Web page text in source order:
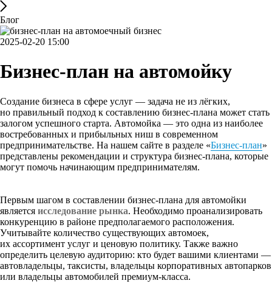
Блог
2025-02-20 15:00
Бизнес-план на автомойку
Создание бизнеса в сфере услуг — задача не из лёгких,
но правильный подход к составлению бизнес-плана может стать
залогом успешного старта. Автомойка — это одна из наиболее
востребованных и прибыльных ниш в современном
предпринимательстве. На нашем сайте в разделе «Бизнес-план»
представлены рекомендации и структура бизнес-плана, которые
могут помочь начинающим предпринимателям.
Первым шагом в составлении бизнес-плана для автомойки
является исследование рынка. Необходимо проанализировать
конкуренцию в районе предполагаемого расположения.
Учитывайте количество существующих автомоек,
их ассортимент услуг и ценовую политику. Также важно
определить целевую аудиторию: кто будет вашими клиентами —
автовладельцы, таксисты, владельцы корпоративных автопарков
или владельцы автомобилей премиум-класса.